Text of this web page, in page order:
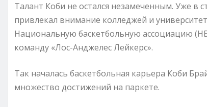
Талант Коби не остался незамеченным. Уже в
привлекал внимание колледжей и
Национальную баскетбольную ассоциацию
команду «Лос-Анджелес Лейкерс».
Так началась баскетбольная карьера Коби
множество достижений на паркете.